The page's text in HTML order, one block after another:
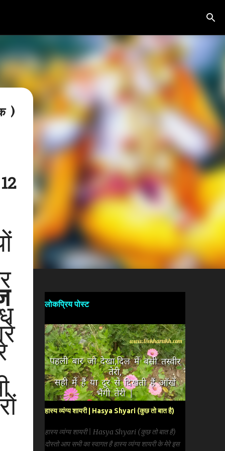
)
लोकप्रिय पोस्ट
हास्य व्यंग्य शायरी | Hasya Shyari (कुछ तो बात है)
हास्य व्यंग्य शायरी | Hasya Shyari (कुछ तो बात है)
दोस्तो आप सभी का स्वागत है हास्य व्यंग्य शायरी के मेरे इस